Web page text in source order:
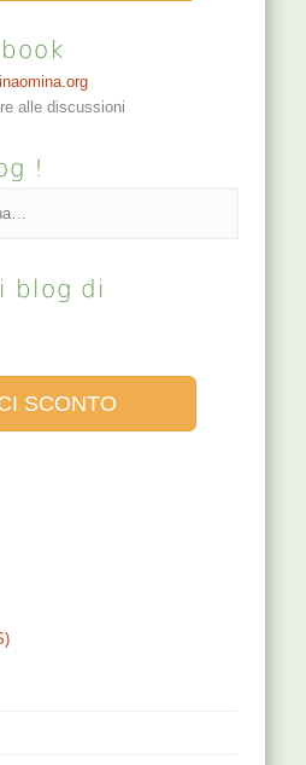
alle discussioni
!
blog di
SCONTO